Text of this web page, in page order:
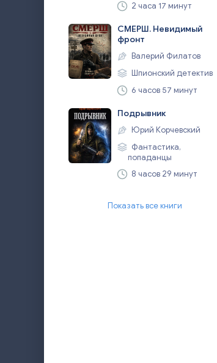
2 часа 17 минут
СМЕРШ. Невидимый
фронт
Валерий Филатов
Шпионский детектив
6 часов 57 минут
Подрывник
Юрий Корчевский
Фантастика,
попаданцы
8 часов 29 минут
Показать все книги